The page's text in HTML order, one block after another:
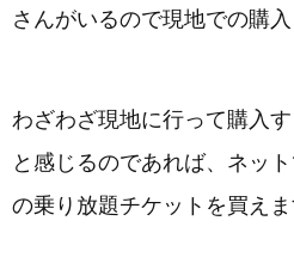
さんがいるので現地での購入
わざわざ現地に行って購入
と感じるのであれば、ネッ
の乗り放題チケットを買えま